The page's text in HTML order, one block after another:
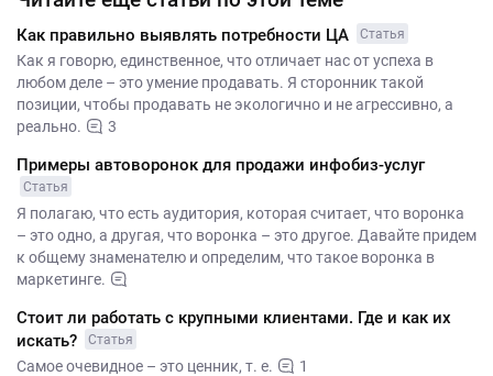
Как правильно выявлять потребности ЦА Статья
Как я говорю, единственное, что отличает нас от успеха в
любом деле – это умение продавать. Я сторонник такой
позиции, чтобы продавать не экологично и не агрессивно, а
реально.
3
Примеры автоворонок для продажи инфобиз-услуг
Статья
Я полагаю, что есть аудитория, которая считает, что воронка
– это одно, а другая, что воронка – это другое. Давайте придем
к общему знаменателю и определим, что такое воронка в
маркетинге.
Стоит ли работать с крупными клиентами. Где и как их
искать?
Статья
Самое очевидное – это ценник, т. е. 1